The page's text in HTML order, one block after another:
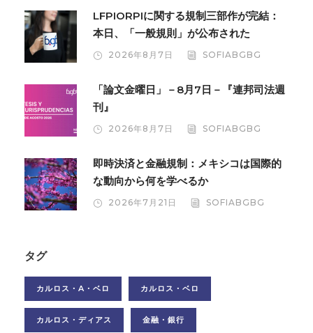
LFPIORPIに関する規制三部作が完結：
本日、「一般規則」が公布された
2026年8月7日 SOFIABGBG
「論文金曜日」－8月7日－『連邦司法週
刊』
2026年8月7日 SOFIABGBG
即時決済と金融規制：メキシコは国際的
な動向から何を学べるか
2026年7月21日 SOFIABGBG
タグ
カルロス・A・ベロ カルロス・ベロ
カルロス・ディアス 金融・銀行